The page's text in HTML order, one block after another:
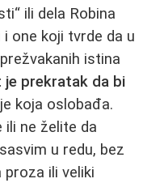
ili dela Robina
one koji tvrde da u
istina
je prekratak da bi
koja oslobađa.
ili ne želite da
u redu, bez
proza ili veliki